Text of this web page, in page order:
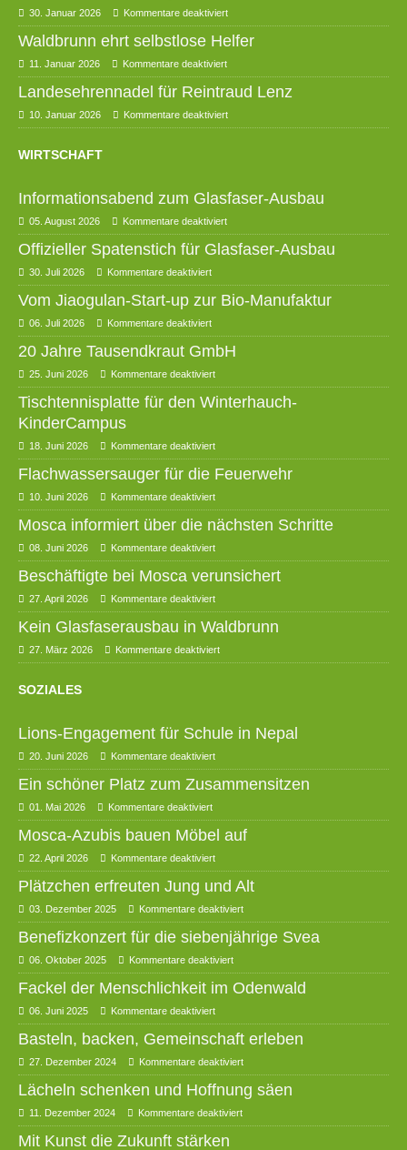
30. Januar 2026 Kommentare deaktiviert
Waldbrunn ehrt selbstlose Helfer
11. Januar 2026 Kommentare deaktiviert
Landesehrennadel für Reintraud Lenz
10. Januar 2026 Kommentare deaktiviert
WIRTSCHAFT
Informationsabend zum Glasfaser-Ausbau
05. August 2026 Kommentare deaktiviert
Offizieller Spatenstich für Glasfaser-Ausbau
30. Juli 2026 Kommentare deaktiviert
Vom Jiaogulan-Start-up zur Bio-Manufaktur
06. Juli 2026 Kommentare deaktiviert
20 Jahre Tausendkraut GmbH
25. Juni 2026 Kommentare deaktiviert
Tischtennisplatte für den Winterhauch-
KinderCampus
18. Juni 2026 Kommentare deaktiviert
Flachwassersauger für die Feuerwehr
10. Juni 2026 Kommentare deaktiviert
Mosca informiert über die nächsten Schritte
08. Juni 2026 Kommentare deaktiviert
Beschäftigte bei Mosca verunsichert
27. April 2026 Kommentare deaktiviert
Kein Glasfaserausbau in Waldbrunn
27. März 2026 Kommentare deaktiviert
SOZIALES
Lions-Engagement für Schule in Nepal
20. Juni 2026 Kommentare deaktiviert
Ein schöner Platz zum Zusammensitzen
01. Mai 2026 Kommentare deaktiviert
Mosca-Azubis bauen Möbel auf
22. April 2026 Kommentare deaktiviert
Plätzchen erfreuten Jung und Alt
03. Dezember 2025 Kommentare deaktiviert
Benefizkonzert für die siebenjährige Svea
06. Oktober 2025 Kommentare deaktiviert
Fackel der Menschlichkeit im Odenwald
06. Juni 2025 Kommentare deaktiviert
Basteln, backen, Gemeinschaft erleben
27. Dezember 2024 Kommentare deaktiviert
Lächeln schenken und Hoffnung säen
11. Dezember 2024 Kommentare deaktiviert
Mit Kunst die Zukunft stärken